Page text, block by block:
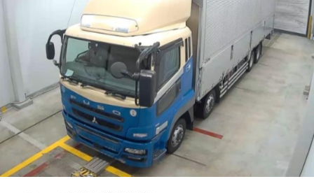
ラ
ッ
ク
（KS-
FR1EXWG）
2005
式
を
ジ